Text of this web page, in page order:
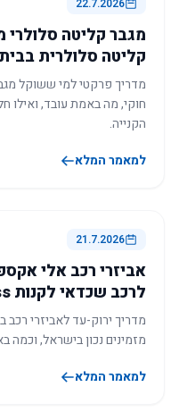
22.7.2026
קליטה סלולרית
מדריך פרקטי למי ששוקל
חוקי, מה באמת עובד, ואילו
הקנייה.
למאמר המלא
21.7.2026
אביזרי רכב אלי
לרכב שכדאי לקנות on Aliexpress
מדריך ירוק-עד לאביזרי
מזמינים נכון בישראל,
למאמר המלא